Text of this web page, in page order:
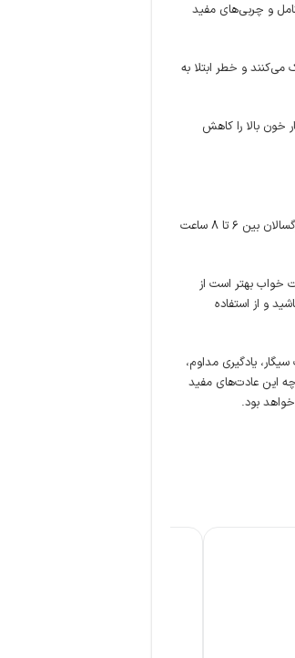
و چربی‌های مفید
سلول‌های مغزی کمک می‌کنند و خطر ابتلا به
خون بالا را کاهش
خواب یکی از مهم‌ترین عوامل تثبیت حافظه و بازسازی مغز است. متخصصان توصیه می‌کنند بزرگسالان بین ۶ تا ۸ ساعت
خواب بهتر است از
و از استفاده
یادگیری مداوم،
این عادت‌های مفید
بود.